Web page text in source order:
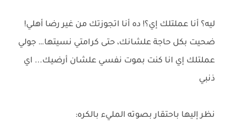
ليه؟ أنا عملتلك إي؟! ده أنا اتجوزتك من غير رضا أهلي!
ضحيت بكل حاجة علشانك، حتى كرامتي نسيتها… جولي
عملتلك إي انا كنت بموت نفسي علشان أرضيك... اي
ذنبي
نظر إليها باحتقار بصوته المليء بالكره: